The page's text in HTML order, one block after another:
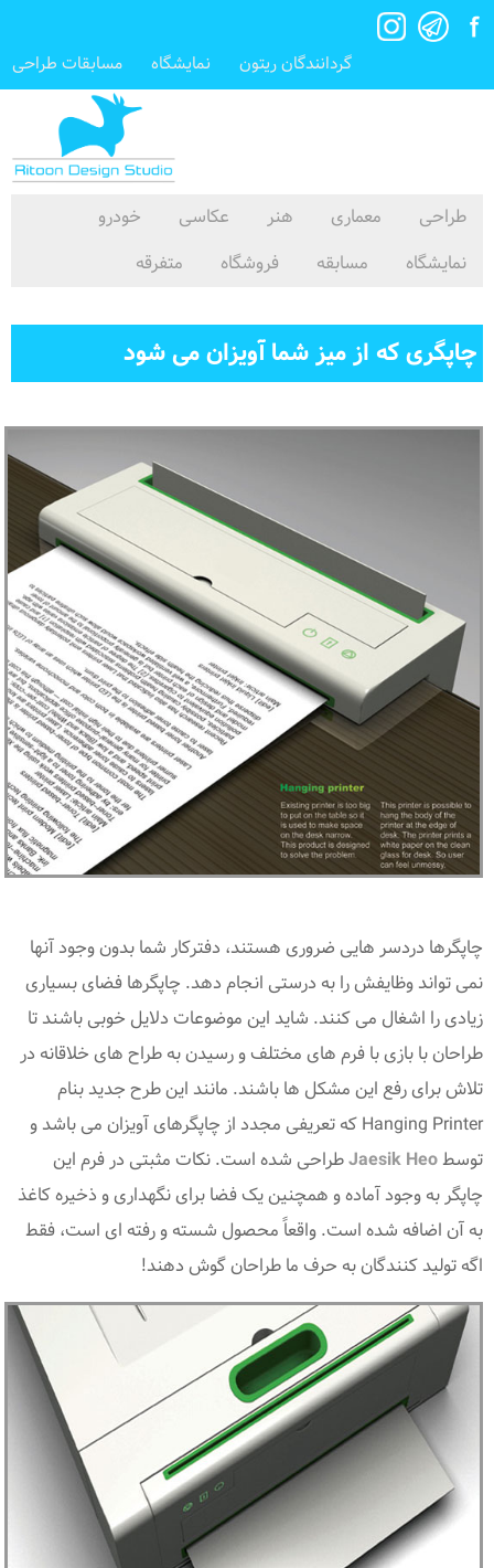
گردانندگان ریتون نمایشگاه مسابقات طراحی
طراحی معماری هنر عکاسی
خودرو
نمایشگاه
مسابقه فروشگاه متفرقه
چاپگری که از میز شما آویزان می شود
چاپگرها دردسر هایی ضروری هستند، دفترکار شما بدون وجود آنها
نمی تواند وظایفش را به درستی انجام دهد. چاپگرها فضای بسیاری
زیادی را اشغال می کنند. شاید این موضوعات دلایل خوبی باشند تا
طراحان با بازی با فرم های مختلف و رسیدن به طراح های خلاقانه در
تلاش برای رفع این مشکل ها باشند. مانند این طرح جدید بنام
Hanging Printer که تعریفی مجدد از چاپگرهای آویزان می باشد و
توسطJaesik Heoطراحی شده است. نکات مثبتی در فرم این
چاپگر به وجود آماده و همچنین یک فضا برای نگهداری و ذخیره کاغذ
به آن اضافه شده است. واقعاً محصول شسته و رفته ای است، فقط
اگه تولید کنندگان به حرف ما طراحان گوش دهند!